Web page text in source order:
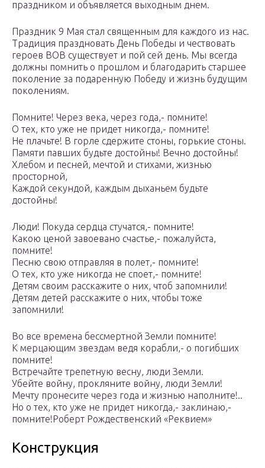
праздником и объявляется выходным днем.
Праздник 9 Мая стал священным для каждого из нас.
Традиция праздновать День Победы и чествовать
героев ВОВ существует и пой сей день. Мы всегда
должны помнить о прошлом и благодарить старшее
поколение за подаренную Победу и жизнь будущим
поколениям.
Помните! Через века, через года,- помните!
О тех, кто уже не придет никогда,- помните!
Не плачьте! В горле сдержите стоны, горькие стоны.
Памяти павших будьте достойны! Вечно достойны!
Хлебом и песней, мечтой и стихами, жизнью
просторной,
Каждой секундой, каждым дыханьем будьте
достойны!
Люди! Покуда сердца стучатся,- помните!
Какою ценой завоевано счастье,- пожалуйста,
помните!
Песню свою отправляя в полет,- помните!
О тех, кто уже никогда не споет,- помните!
Детям своим расскажите о них, чтоб запомнили!
Детям детей расскажите о них, чтобы тоже
запомнили!
Во все времена бессмертной Земли помните!
К мерцающим звездам ведя корабли,- о погибших
помните!
Встречайте трепетную весну, люди Земли.
Убейте войну, прокляните войну, люди Земли!
Мечту пронесите через года и жизнью наполните!..
Но о тех, кто уже не придет никогда,- заклинаю,-
помните!Роберт Рождественский «Реквием»
Конструкция